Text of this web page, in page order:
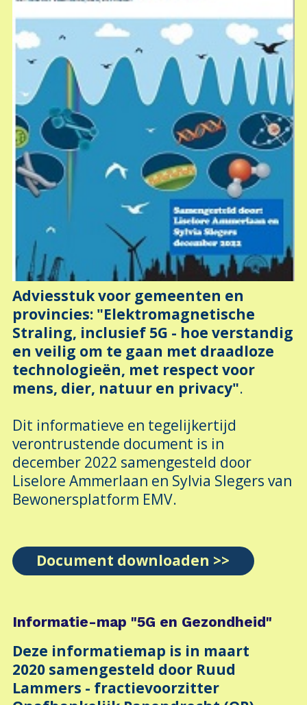
Adviesstuk voor gemeenten en
provincies: "Elektromagnetische
Straling, inclusief 5G - hoe verstandig
en veilig om te gaan met draadloze
technologieën, met respect voor
mens, dier, natuur en privacy".
Dit informatieve en tegelijkertijd
verontrustende document is in
december 2022 samengesteld door
Liselore Ammerlaan en Sylvia Slegers van
Bewonersplatform EMV.
Document downloaden >>
Informatie-map "5G en Gezondheid"
Deze informatiemap is in maart
2020 samengesteld door Ruud
Lammers - fractievoorzitter